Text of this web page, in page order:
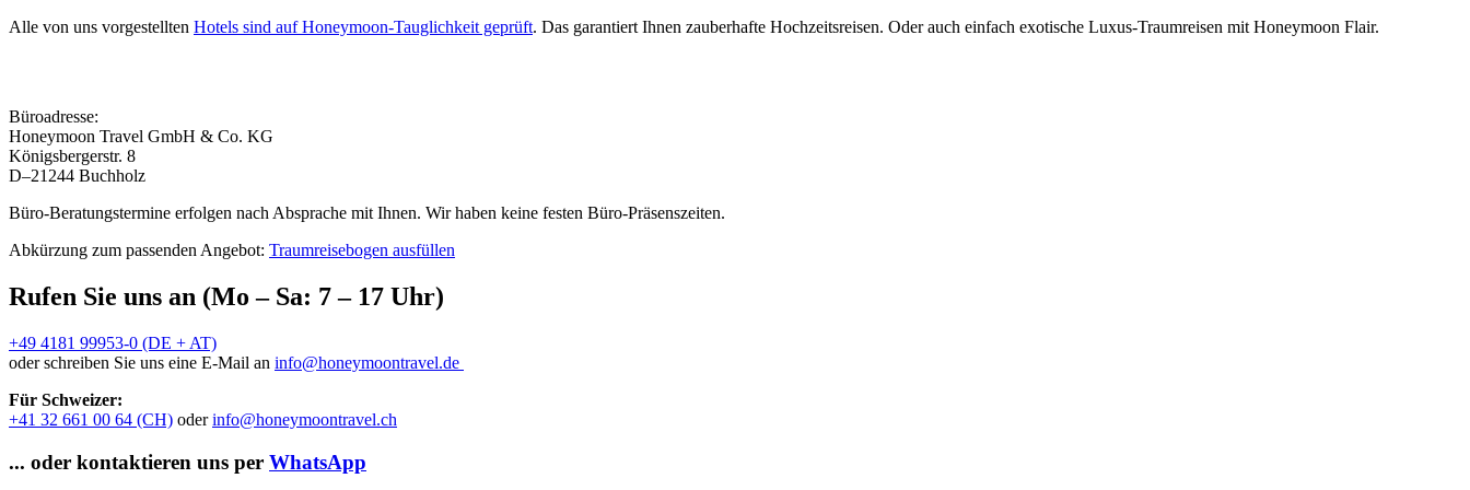
Alle von uns vorgestellten Hotels sind auf Honeymoon-Tauglichkeit geprüft. Das garantiert Ihnen zauberhafte Hochzeitsreisen. Oder auch einfach exotische Luxus-Traumreisen mit Honeymoon Flair.
Büroadresse:
Honeymoon Travel GmbH & Co. KG
Königsbergerstr. 8
D–21244 Buchholz
Büro-Beratungstermine erfolgen nach Absprache mit Ihnen. Wir haben keine festen Büro-Präsenszeiten.
Abkürzung zum passenden Angebot: Traumreisebogen ausfüllen
Rufen Sie uns an (Mo – Sa: 7 – 17 Uhr)
+49 4181 99953-0 (DE + AT)
oder schreiben Sie uns eine E-Mail an info@honeymoontravel.de
Für Schweizer:
+41 32 661 00 64 (CH) oderinfo@honeymoontravel.ch
... oder kontaktieren uns per WhatsApp